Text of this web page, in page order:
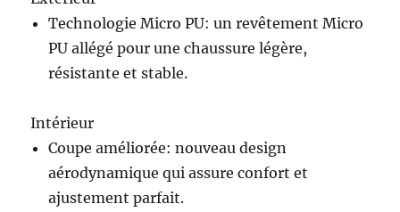
Technologie Micro PU: un revêtement Micro
PU allégé pour une chaussure légère,
résistante et stable.
Intérieur
Coupe améliorée: nouveau design
aérodynamique qui assure confort et
ajustement parfait.